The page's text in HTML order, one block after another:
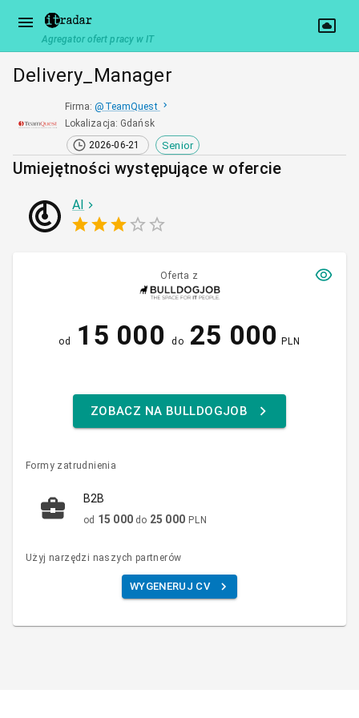
Agregator ofert pracy w IT
Delivery_Manager
Firma: @ TeamQuest
Lokalizacja: Gdańsk
2026-06-21
Senior
Umiejętności występujące w ofercie
AI
Oferta z
od 15 000 do 25 000 PLN
ZOBACZ NA BULLDOGJOB
Formy zatrudnienia
B2B
od 15 000 do 25 000 PLN
Użyj narzędzi naszych partnerów
WYGENERUJ CV